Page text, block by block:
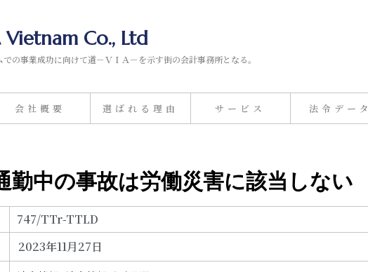
Vietnam Co., Ltd
での事業成功に向けて道－ＶＩＡ－を示す街の会計事務所となる。
会社概要 選ばれる理由 サービス 法令データ
勤中の事故は労働災害に該当しない
747/TTr-TTLD
2023年11月27日